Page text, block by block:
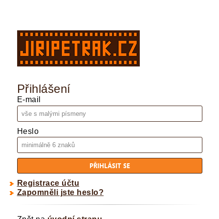
Přihlášení
E-mail
Heslo
Registrace účtu
Zapomněli jste heslo?